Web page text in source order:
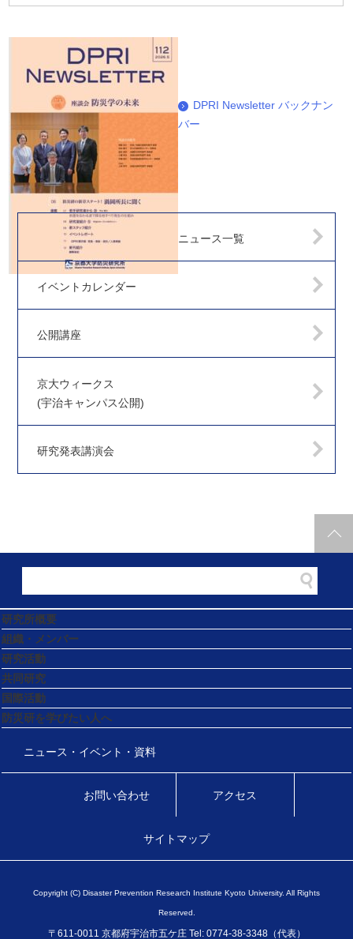
DPRI Newsletter バックナン
バー
ニュース一覧
イベントカレンダー
公開講座
京大ウィークス
(宇治キャンパス公開)
研究発表講演会
研究所概要
組織・メンバー
研究活動
共同研究
国際活動
防災研を学びたい人へ
ニュース・イベント・資料
お問い合わせ アクセス
サイトマップ
Copyright (C) Disaster Prevention Research Institute Kyoto University. All Rights
Reserved.
〒611-0011 京都府宇治市五ケ庄 Tel: 0774-38-3348（代表）